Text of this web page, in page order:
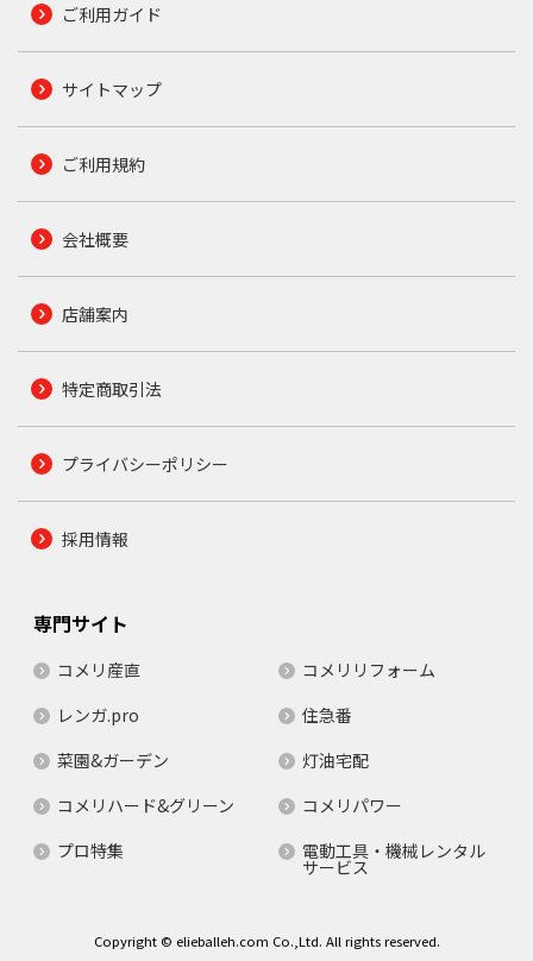
ご利用ガイド
サイトマップ
ご利用規約
会社概要
店舗案内
特定商取引法
プライバシーポリシー
採用情報
専門サイト
コメリ産直
コメリリフォーム
レンガ.pro
住急番
菜園&ガーデン
灯油宅配
コメリハード&グリーン
コメリパワー
プロ特集
電動工具・機械レンタル
サービス
Copyright © elieballeh.com Co.,Ltd. All rights reserved.